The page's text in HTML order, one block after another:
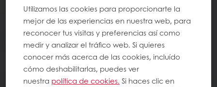
Utilizamos las cookies para proporcionarte la
mejor de las experiencias en nuestra web, para
reconocer tus visitas y preferencias así como
medir y analizar el tráfico web. Si quieres
conocer más acerca de las cookies, incluído
cómo deshabilitarlas, puedes ver
nuestra política de cookies. Si haces clic en